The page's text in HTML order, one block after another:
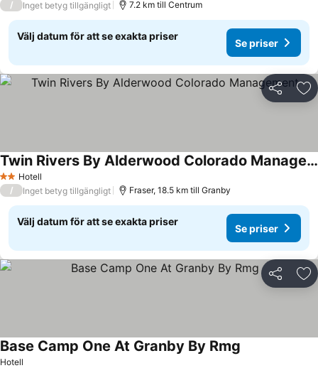
/ Inget betyg tillgängligt 7.2 km till Centrum
Välj datum för att se exakta priser
Se priser
Dela
2 Stjärnor
Hotell
Twin Rivers By Alderwood Colorado Management
/ Inget betyg tillgängligt Fraser, 18.5 km till Granby
Välj datum för att se exakta priser
Se priser
Dela
Hotell
Base Camp One At Granby By Rmg